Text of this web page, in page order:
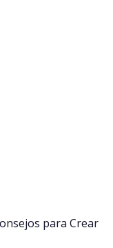
para Crear